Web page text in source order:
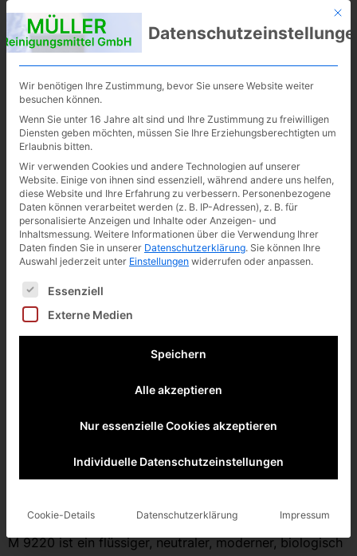
MÜLLER
Reinigungsmittel
GmbH
06355 3101
info@mueller
-
reinigungsmi
M 9220
M 9220 ist ein flüssiger, neutraler, moderner, biologisch
Mit
Wir benötigen Ihre Zustimmung, bevor Sie unsere Website weiter
besuchen können.
Wenn Sie unter 16 Jahre alt sind und Ihre Zustimmung zu freiwilligen
Diensten geben möchten, müssen Sie Ihre Erziehungsberechtigten um
Erlaubnis bitten.
Wir verwenden Cookies und andere Technologien auf unserer
Website. Einige von ihnen sind essenziell, während andere uns helfen,
diese Website und Ihre Erfahrung zu verbessern. Personenbezogene
Daten können verarbeitet werden (z. B. IP-Adressen), z. B. für
personalisierte Anzeigen und Inhalte oder Anzeigen- und
Inhaltsmessung. Weitere Informationen über die Verwendung Ihrer
Daten finden Sie in unserer Datenschutzerklärung. Sie können Ihre
Auswahl jederzeit unter Einstellungen widerrufen oder anpassen.
Es folgt eine Liste der Service-Gruppen, für die eine
Essenziell
Externe Medien
Speichern
Alle akzeptieren
Nur essenzielle Cookies akzeptieren
Individuelle Datenschutzeinstellungen
Cookie-Details Datenschutzerklärung Impressum